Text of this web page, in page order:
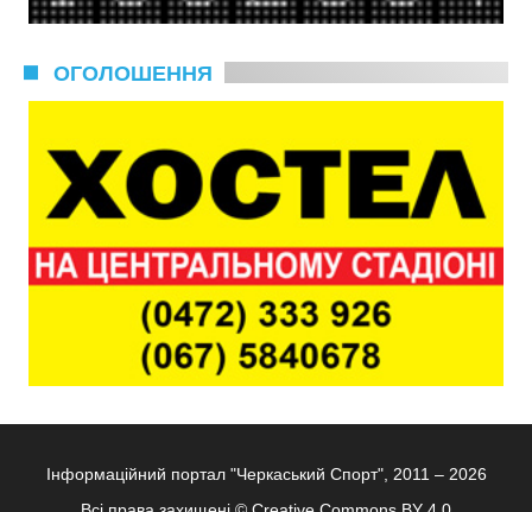
ОГОЛОШЕННЯ
Інформаційний портал "Черкаський Спорт", 2011 – 2026